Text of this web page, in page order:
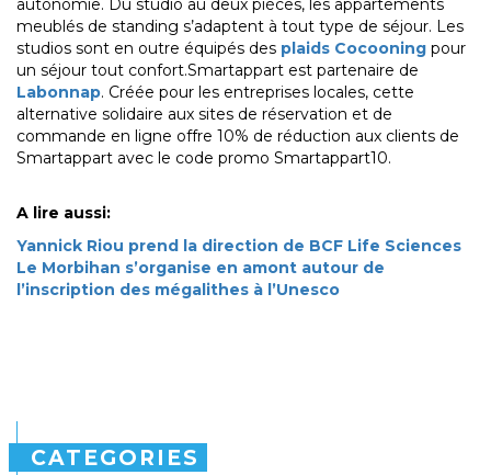
autonomie. Du studio au deux pièces, les appartements
meublés de standing s’adaptent à tout type de séjour. Les
studios sont en outre équipés des plaids Cocooning pour
un séjour tout confort.Smartappart est partenaire de
Labonnap. Créée pour les entreprises locales, cette
alternative solidaire aux sites de réservation et de
commande en ligne offre 10% de réduction aux clients de
Smartappart avec le code promo Smartappart10.
A lire aussi:
Yannick Riou prend la direction de BCF Life Sciences
Le Morbihan s’organise en amont autour de
l’inscription des mégalithes à l’Unesco
CATEGORIES